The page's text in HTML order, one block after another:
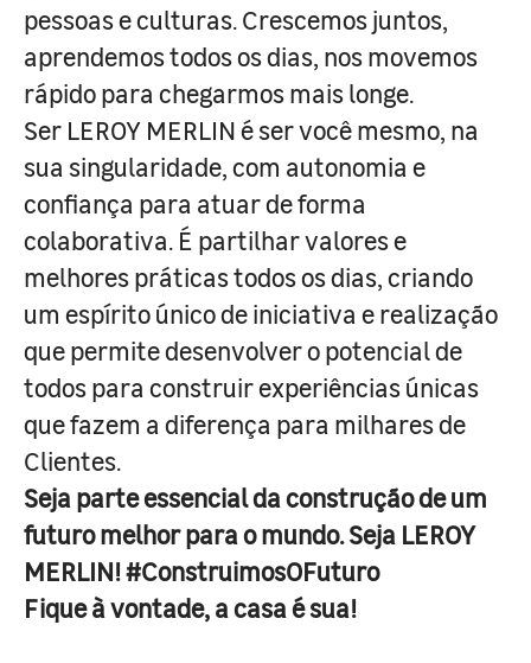
pessoas e culturas. Crescemos juntos,
aprendemos todos os dias, nos movemos
rápido para chegarmos mais longe.
Ser LEROY MERLIN é ser você mesmo, na
sua singularidade, com autonomia e
confiança para atuar de forma
colaborativa. É partilhar valores e
melhores práticas todos os dias, criando
um espírito único de iniciativa e realização
que permite desenvolver o potencial de
todos para construir experiências únicas
que fazem a diferença para milhares de
Clientes.
Seja parte essencial da construção de um
futuro melhor para o mundo. Seja LEROY
MERLIN! #ConstruimosOFuturo
Fique à vontade, a casa é sua!